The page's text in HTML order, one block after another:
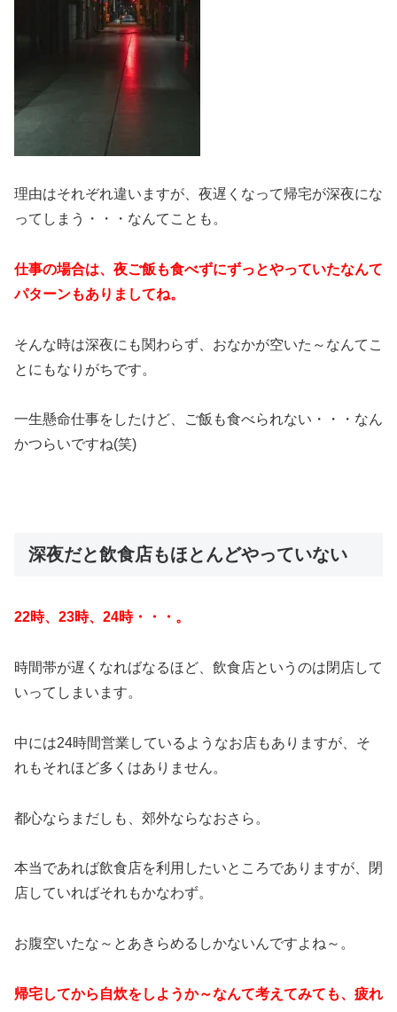
理由はそれぞれ違いますが、夜遅くなって帰宅が深夜にな
ってしまう・・・なんてことも。
仕事の場合は、夜ご飯も食べずにずっとやっていたなんて
パターンもありましてね。
そんな時は深夜にも関わらず、おなかが空いた～なんてこ
とにもなりがちです。
一生懸命仕事をしたけど、ご飯も食べられない・・・なん
かつらいですね(笑)
深夜だと飲食店もほとんどやっていない
22時、23時、24時・・・。
時間帯が遅くなればなるほど、飲食店というのは閉店して
いってしまいます。
中には24時間営業しているようなお店もありますが、そ
れもそれほど多くはありません。
都心ならまだしも、郊外ならなおさら。
本当であれば飲食店を利用したいところでありますが、閉
店していればそれもかなわず。
お腹空いたな～とあきらめるしかないんですよね～。
帰宅してから自炊をしようか～なんて考えてみても、疲れ